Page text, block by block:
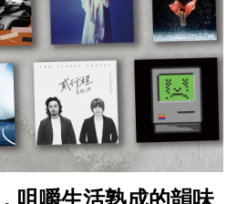
咀嚼生活熟成的韻味